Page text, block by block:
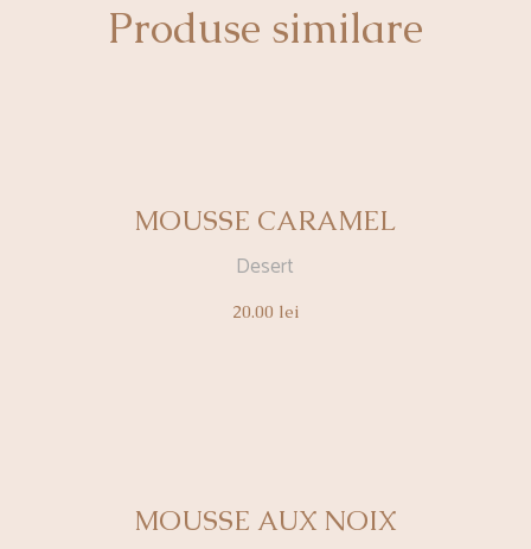
Produse similare
MOUSSE CARAMEL
Desert
20.00 lei
MOUSSE AUX NOIX